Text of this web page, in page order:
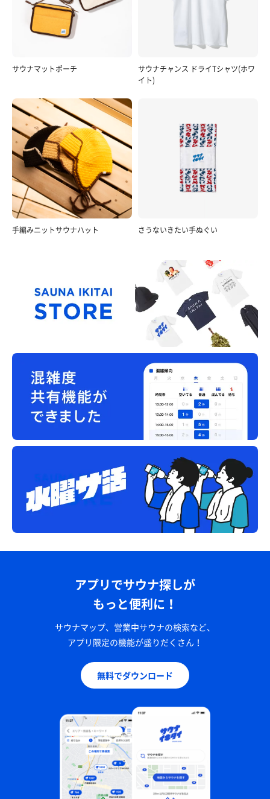
サウナマットポーチ
サウナチャンス ドライTシャツ(ホワ
イト)
手編みニットサウナハット さうないきたい手ぬぐい
アプリでサウナ探しが
もっと便利に！
サウナマップ、営業中サウナの検索など、
アプリ限定の機能が盛りだくさん！
無料でダウンロード